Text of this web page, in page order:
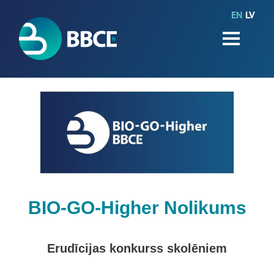
EN LV
HOME
News
Events
Work packages
BIO-GO-Higher
Objectives
BIO-GO-Higher Nolikums
Erudīcijas konkurss skolēniem